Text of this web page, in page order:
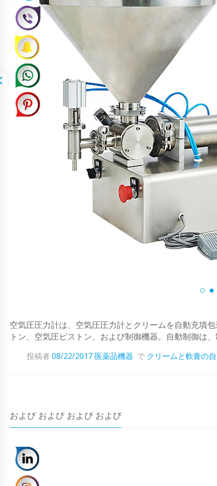
空気圧圧力計は、空気圧圧力計とクリームを自動充填
トン、空気圧ピストン、および制御機器。自動制御は
投稿者08/22/2017 医薬品機器 で クリームと軟膏の
および および および および